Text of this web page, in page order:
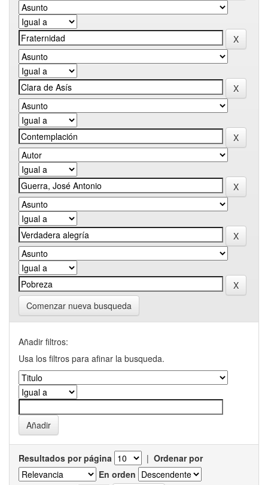
Comenzar nueva busqueda
Añadir filtros:
Usa los filtros para afinar la busqueda.
Resultados por página | Ordenar por
En orden